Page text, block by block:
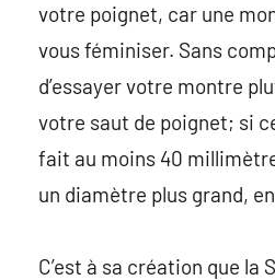
votre poignet, car une
vous féminiser. Sans
d’essayer votre montre
votre saut de poignet; si
fait au moins 40
un diamètre plus grand,
C’est à sa création que